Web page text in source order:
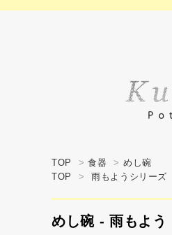
TOP > 食器 > めし碗
TOP
> 雨もようシリーズ
めし碗 - 雨もよう